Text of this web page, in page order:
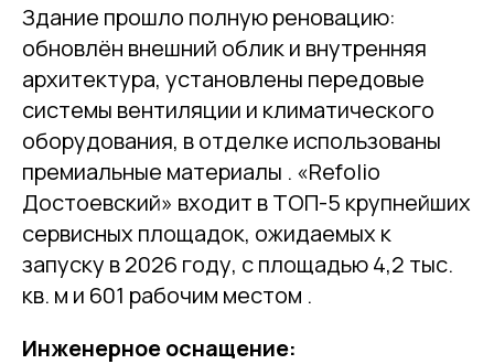
Здание прошло полную реновацию:
обновлён внешний облик и внутренняя
архитектура, установлены передовые
системы вентиляции и климатического
оборудования, в отделке использованы
премиальные материалы . «Refolio
Достоевский» входит в ТОП-5 крупнейших
сервисных площадок, ожидаемых к
запуску в 2026 году, с площадью 4,2 тыс.
кв. м и 601 рабочим местом .
Инженерное оснащение: